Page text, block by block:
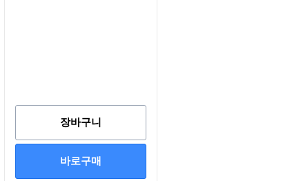
장바구니
바로구매